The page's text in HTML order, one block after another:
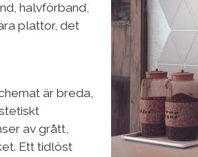
halvförband,
plattor, det
är breda,
av grått,
Ett tidlöst